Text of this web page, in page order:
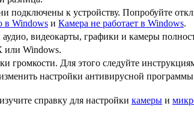
подключены к устройству. Попробуйте
в Windows и Камера не работает в Windows.
видеокарты, графики и камеры
или Windows.
громкости. Для этого следуйте
настройки антивирусной программы
справку для настройки камеры и